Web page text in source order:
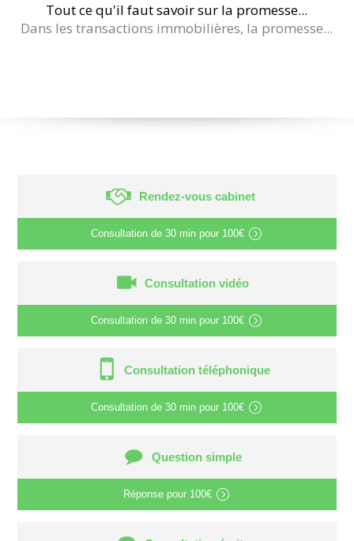
Tout ce qu'il faut savoir sur la promesse...
Dans les transactions immobilières, la promesse...
Rendez-vous cabinet
Consultation de 30 min pour 100€
Consultation vidéo
Consultation de 30 min pour 100€
Consultation téléphonique
Consultation de 30 min pour 100€
Question simple
Réponse pour 100€